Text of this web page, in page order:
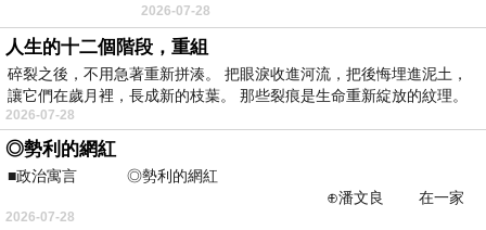
也常會哼首歌曲 ， 高高興興地載回滿
2026-07-28
人生的十二個階段，重組
碎裂之後，不用急著重新拼湊。 把眼淚收進河流，把後悔埋進泥土，
讓它們在歲月裡，長成新的枝葉。 那些裂痕是生命重新綻放的紋理。
2026-07-28
◎勢利的網紅
■政治寓言 ◎勢利的網紅
⊕潘文良 在一家
新創的電商公司裡—
2026-07-28